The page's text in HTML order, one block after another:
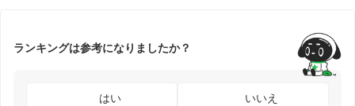
ランキングは参考になりましたか？
はい いいえ